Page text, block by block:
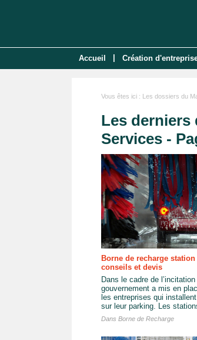
Accueil Création
Vous êtes ici : Les dossiers du
Les derniers
Services -
Borne de recharge
conseils et devis
Dans le cadre de
gouvernement a mis en
les entreprises qui
sur leur parking. Les
Dans Borne de Recharge